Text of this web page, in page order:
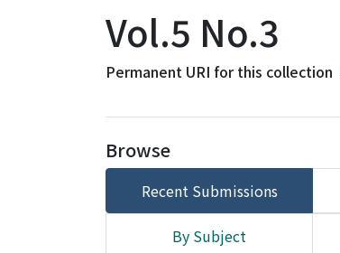
Vol.5 No.3
Permanent URI for this collection
Browse
Recent Submissions
By Subject